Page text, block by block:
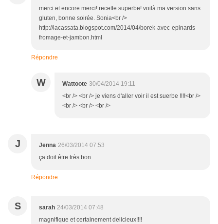
merci et encore merci! recette superbe! voilà ma version sans
gluten, bonne soirée. Sonia<br />
http://lacassata.blogspot.com/2014/04/borek-avec-epinards-
fromage-et-jambon.html
Répondre
W Wattoote 30/04/2014 19:11
<br /> <br /> je viens d'aller voir il est suerbe !!!!<br />
<br /> <br /> <br />
J Jenna 26/03/2014 07:53
ça doit être très bon
Répondre
S sarah 24/03/2014 07:48
magnifique et certainement delicieux!!!!